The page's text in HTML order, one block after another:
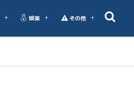
娯楽 その他